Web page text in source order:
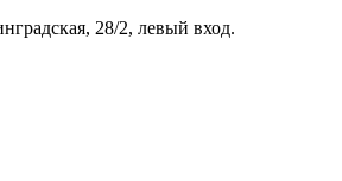
28/2, левый вход.